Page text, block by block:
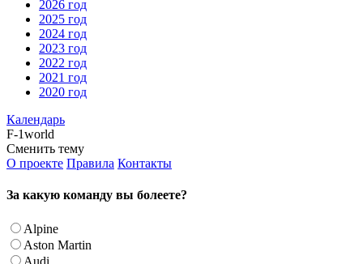
2026 год
2025 год
2024 год
2023 год
2022 год
2021 год
2020 год
Календарь
F-1world
Сменить тему
О проекте Правила Контакты
За какую команду вы болеете?
Alpine
Aston Martin
Audi